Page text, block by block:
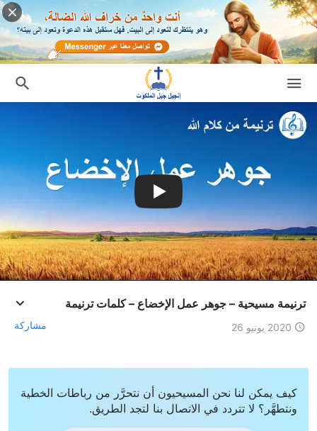
ترنيمة مسيحية – جوهر عمل الإخضاع – كلمات ترنيمة
2020 يونيو 26 مشاركة
كيف يمكن لنا نحن المسيحيون أن نتحرَّر من رباطات الخطية
ونتطهَّر؟ لا تتردد في الاتصال بنا لتجد الطريق.